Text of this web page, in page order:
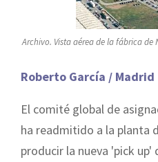
Archivo. Vista aérea de la fábrica de
Roberto García / Madrid
El comité global de
ha readmitido a la planta
producir la nueva 'pick